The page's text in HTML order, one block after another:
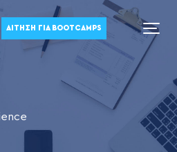
ΑΊΤΗΣΗ ΓΙΑ BOOTCAMPS